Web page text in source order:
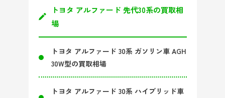
トヨタ アルファード 先代30系の買取相
場
トヨタ アルファード 30系 ガソリン車 AGH
30W型の買取相場
トヨタ アルファード 30系 ハイブリッド車